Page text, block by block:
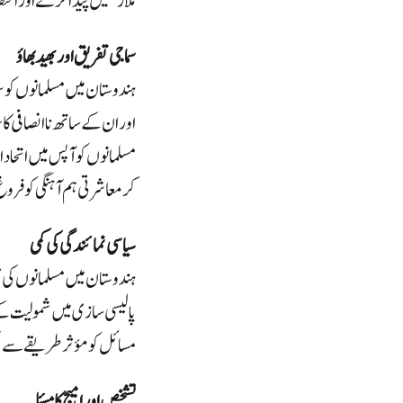
سماجی تفریق اور بھید بھاؤ
ہندوستان میں مسلمانوں
اور ان کے ساتھ ناانصافی
مسلمانوں کو آپس میں
کر معاشرتی ہم آہنگی کو
سیاسی نمائندگی کی کمی
ہندوستان میں مسلمانوں
پالیسی سازی میں
مسائل کو مؤثر طریقے سے